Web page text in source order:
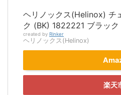
ヘリノックス(Helinox) チ
ク (BK) 1822221 ブラック
created by Rinker
ヘリノックス(Helinox)
楽天